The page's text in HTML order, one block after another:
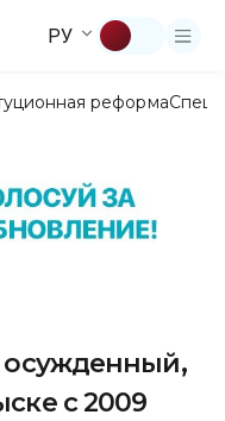
РУ
реформа
осужденный,
с 2009